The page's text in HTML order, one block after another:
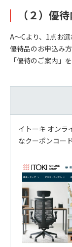
（２）優
A～Cより、1点お選
優待品のお申込み
「優待のご案内」
イトーキ オンラ
なクーポンコー